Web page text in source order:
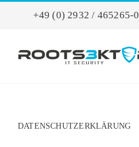
+49 (0) 2932 / 465265-0
DATENSCHUTZERKLÄRUNG